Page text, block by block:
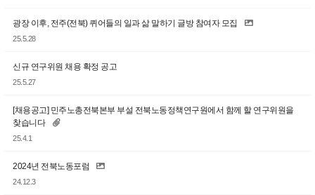
광장 이후, 전주(전북) 퀴어들의 일과 삶 말하기 글방 참여자 모집
25.5.28
신규 연구위원 채용 확정 공고
25.5.27
[채용공고] 민주노총전북본부 부설 전북노동정책연구원에서 함께 할 연구위원을
찾습니다
25.4.1
2024년 전북노동포럼
24.12.3